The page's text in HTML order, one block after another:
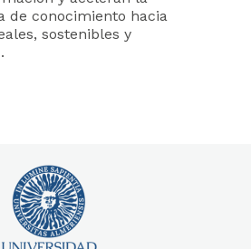
de conocimiento hacia
sostenibles y